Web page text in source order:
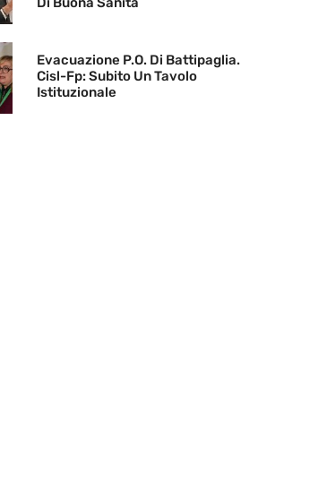
Evacuazione P.O. Di Battipaglia.
Cisl-Fp: Subito Un Tavolo
Istituzionale